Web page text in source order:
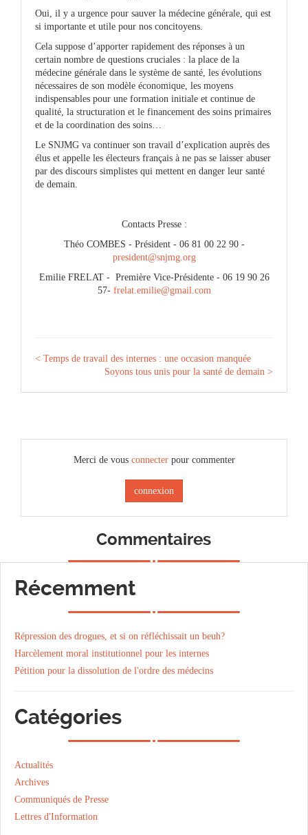
Oui, il y a urgence pour sauver la médecine générale, qui est
si importante et utile pour nos concitoyens.
Cela suppose d’apporter rapidement des réponses à un
certain nombre de questions cruciales : la place de la
médecine générale dans le système de santé, les évolutions
nécessaires de son modèle économique, les moyens
indispensables pour une formation initiale et continue de
qualité, la structuration et le financement des soins primaires
et de la coordination des soins…
Le SNJMG va continuer son travail d’explication auprès des
élus et appelle les électeurs français à ne pas se laisser abuser
par des discours simplistes qui mettent en danger leur santé
de demain.
Contacts Presse :
Théo COMBES - Président - 06 81 00 22 90 -
president@snjmg.org
Emilie FRELAT - Première Vice-Présidente - 06 19 90 26
57- frelat.emilie@gmail.com
< Temps de travail des internes : une occasion manquée
Soyons tous unis pour la santé de demain >
Merci de vous connecterpour commenter
connexion
Commentaires
Récemment
Répression des drogues, et si on réfléchissait un beuh?
Harcèlement moral institutionnel pour les internes
Pétition pour la dissolution de l'ordre des médecins
Catégories
Actualités
Archives
Communiqués de Presse
Lettres d'Information